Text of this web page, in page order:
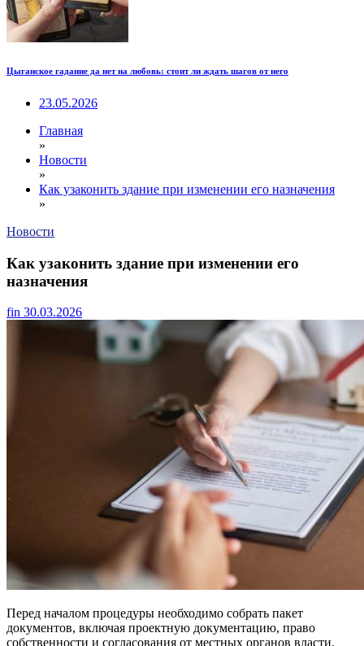
Цыганское гадание да нет на любовь: стоит ли ждать шагов от него
23.05.2026
Главная
»
Новости
»
Как узаконить здание при изменении его назначения
»
Новости
Как узаконить здание при изменении его
назначения
fin 30.03.2026
Перед началом процедуры необходимо собрать пакет
документов, включая проектную документацию, право
собственности и согласования от местных органов власти.